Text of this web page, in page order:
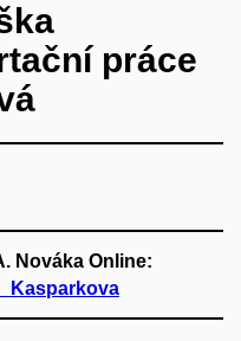
práce
Nováka Online: